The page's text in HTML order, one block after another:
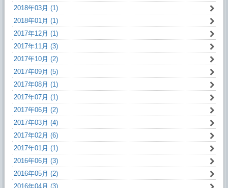
2018年03月 (1)
2018年01月 (1)
2017年12月 (1)
2017年11月 (3)
2017年10月 (2)
2017年09月 (5)
2017年08月 (1)
2017年07月 (1)
2017年06月 (2)
2017年03月 (4)
2017年02月 (6)
2017年01月 (1)
2016年06月 (3)
2016年05月 (2)
2016年04月 (3)